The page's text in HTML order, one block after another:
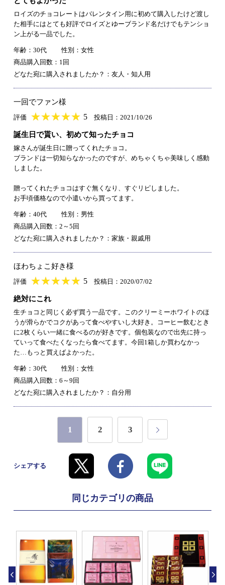
ロイズのチョコレートはバレンタイン用に初めて購入したけど渡し
た相手にはとても好評でロイズとゆーブランド名だけでもテンショ
ン上がる一品でした。
年齢：30代
性別：女性
商品購入回数：1回
どなた宛に購入されましたか？：友人・知人用
一回でファン様
評価 ★★★★★
★★★★★ 5 投稿日：2021/10/26
誕生日で貰い、初めて知ったチョコ
嫁さんが誕生日に贈ってくれたチョコ。
ブランドは一切知らなかったのですが、めちゃくちゃ美味しく感動
しました。
贈ってくれたチョコはすぐ無くなり、すぐリピしました。
お手頃価格なので小遣いから買ってます。
年齢：40代
性別：男性
商品購入回数：2～5回
どなた宛に購入されましたか？：家族・親戚用
ほわちょこ好き様
評価 ★★★★★
★★★★★ 5 投稿日：2020/07/02
絶対にこれ
生チョコと同じく必ず買う一品です。このクリーミーホワイトのほ
うが滑らかでコクがあって食べやすいし大好き。コーヒー飲むとき
に2枚くらい一緒に食べるのが好きです。個包装なので出先に持っ
ていって食べたくなったら食べてます。今回1箱しか買わなかっ
た…もっと買えばよかった。
年齢：30代
性別：女性
商品購入回数：6～9回
どなた宛に購入されましたか？：自分用
1 2 3
シェアする
同じカテゴリの商品